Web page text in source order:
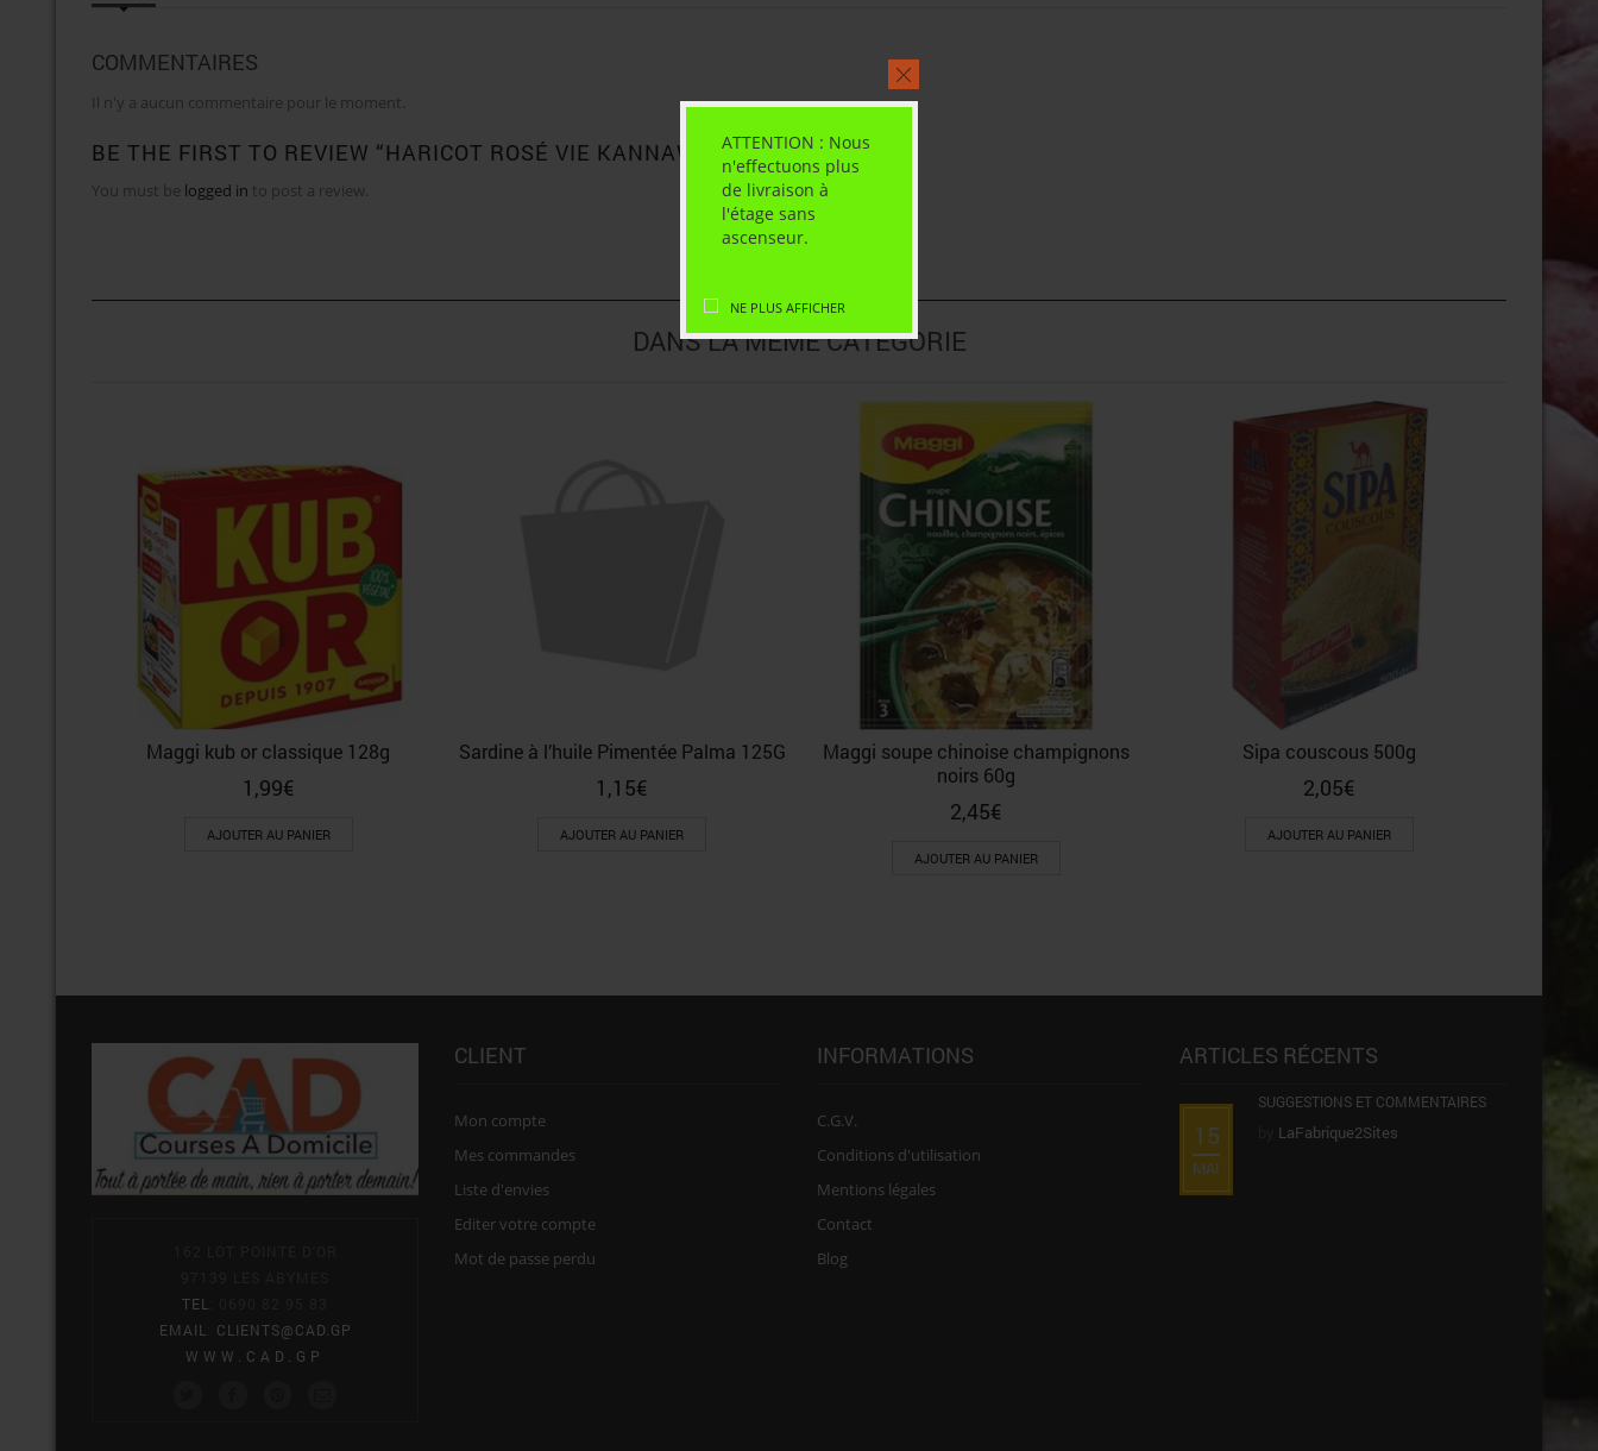
ATTENTION : Nous
n'effectuons plus
de livraison à
l'étage sans
ascenseur.
NE PLUS AFFICHER
COMMENTAIRES
Il n'y a aucun commentaire pour le moment.
BE THE FIRST TO REVIEW “HARICOT ROSÉ VIE KANNAWI 454G”
You must be logged in to post a review.
DANS LA MÊME CATÉGORIE
Maggi kub or classique 128g
1,99€
AJOUTER AU PANIER
Sardine à l’huile Pimentée Palma 125G
1,15€
AJOUTER AU PANIER
Maggi soupe chinoise champignons
noirs 60g
2,45€
AJOUTER AU PANIER
Sipa couscous 500g
2,05€
AJOUTER AU PANIER
TEL
EMAIL
CLIENTS@CAD.GP
WWW.CAD.GP
CLIENT
Mon compte
Mes commandes
Liste d'envies
Editer votre compte
Mot de passe perdu
INFORMATIONS
C.G.V.
Conditions d'utilisation
Mentions légales
Contact
Blog
ARTICLES RÉCENTS
15
MAI
SUGGESTIONS ET COMMENTAIRES
LaFabrique2Sites